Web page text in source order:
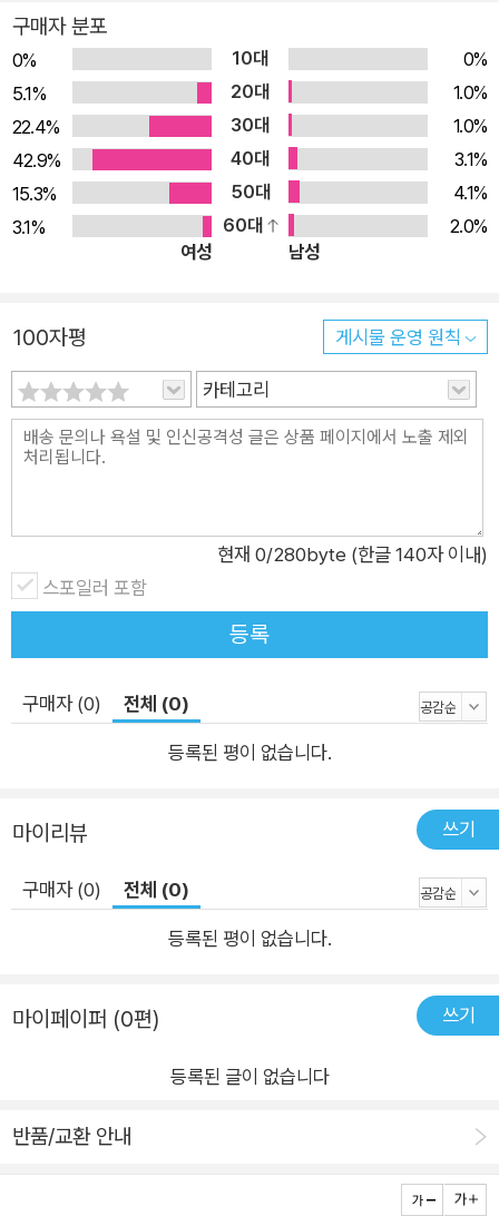
기 키트』는 도서 1권과 책 속 모든 수채 작품을 만들 수 있는 그림
도구를 함께 담아 구성했습니다. 이 키트만 있다면 이름 그대로
수채화를 바로 그릴 수 있지요. 수채화를 그릴 때 꼭 필요한 붓과
물감은 물론, 책 속 ‘꽃편지’를 만들 수 있는 편지 세트와 우표까
지 전부 준비했으니, 아무 부담 없이 수채화를 시작해보세요. 구
성품 1. 『수채화 꽃편지』 도서 1권 (이름에도 레터가 들어가는!)민
미레터 작가님이 오랫동안 수채화 편지를 그려보며 그중 가장 예
쁘고 자주 쓰이는 꽃 15종을 엄선! 작품별 드로잉 방법과 초보자
여러 가지 꽃을 그리기 좋은 고체형 수채 물감이에요. (MUSE S
olid Watercolor set 36 colors) 물감 뚜껑은 팔레트로 사용하
기 좋아요. 무려 36색으로 구성! 어떤 색감을 가진 꽃도 쉽고 예
쁘게 표현할 수 있습니다. 책 속 모든 그림은 이 물감으로 그려졌
답니다. 구성품 3. 수채화용 붓(화홍 345 3호) 채색할 때 가장 많
잎까지 이 붓 하나로 충분해요. 구성품 4. 수채 전용 편지지 세트
(20매 1권) 수채화는 물을 많이 사용하기 때문에 일반 용지에 그
리면 종이가 울기 쉬워서 수채 용지를 사용하는 편이 좋아요. 흡
수력이 좋고 번짐이 뛰어난 고급 미술 용지(PRISMA)를 제본한
수채용 편지지 세트를 준비했으니 한 장씩 쓱쓱 뜯어서 그려보세
요! 구성품 5. 편지봉투 세트 편지지에 이어 편지봉투 세트도 함
께 만나보세요. 어떤 꽃과도 잘 어울리는 White(10ea), 빈티지
한 매력이 돋보이는 Kraft(10ea) 2종 세트로 구성했어요. 그때
우표 세트 작가님의 라인 드로잉 작품으로 만든 접착식 우표 16
종입니다. 완성된 편지지와 편지봉투에 우표를 붙여보세요. 당장
편지를 보내고 싶어질 거예요!
구매자 분포
0% 10대
0%
5.1%
20대
1.0%
22.4%
30대
1.0%
42.9%
40대
3.1%
15.3%
50대
4.1%
3.1%
60대
2.0%
여성
남성
100자평 게시물 운영 원칙
카테고리
현재 0/280byte (한글 140자 이내)
스포일러 포함
등록
구매자 (0) 전체 (0)
등록된 평이 없습니다.
마이리뷰 쓰기
구매자 (0) 전체 (0)
등록된 평이 없습니다.
마이페이퍼 (0편) 쓰기
등록된 글이 없습니다
반품/교환 안내